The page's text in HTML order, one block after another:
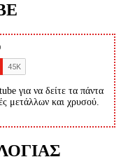
για να δείτε τα πάντα
μετάλλων και χρυσού.